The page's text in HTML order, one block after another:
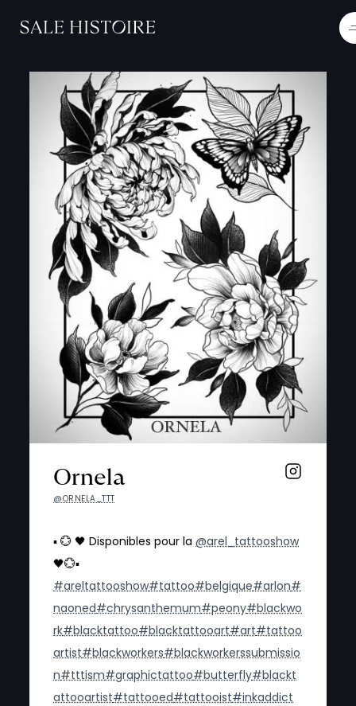
Ornela
@ORNELA_TTT
▪️ 💮 🖤 Disponibles pour la@arel_tattooshow
🖤💮▪️
#areltattooshow#tattoo#belgique#arlon#
naoned#chrysanthemum#peony#blackwo
rk#blacktattoo#blacktattooart#art#tattoo
artist#blackworkers#blackworkerssubmissio
n#tttism#graphictattoo#butterfly#blackt
attooartist#tattooed#tattooist#inkaddict